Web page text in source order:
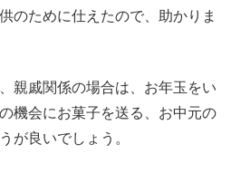
のために仕えたので、助かりま
親戚関係の場合は、お年玉をい
機会にお菓子を送る、お中元の
が良いでしょう。